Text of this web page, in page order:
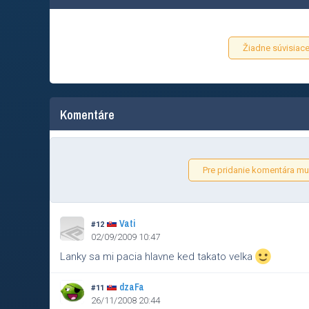
Žiadne
Komentáre
Pre pridanie komentára
#12 Vati
02/09/2009 10:47
Lanky sa mi pacia hlavne ked takato velka
#11 dzaFa
26/11/2008 20:44